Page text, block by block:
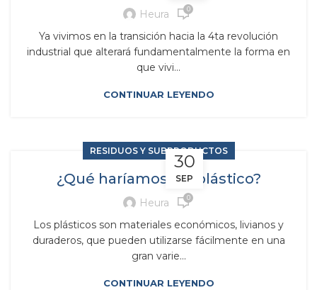
Heura 0
Ya vivimos en la transición hacia la 4ta revolución
industrial que alterará fundamentalmente la forma en
que vivi...
CONTINUAR LEYENDO
30
SEP
RESIDUOS Y SUBPRODUCTOS
¿Qué haríamos sin plástico?
Heura 0
Los plásticos son materiales económicos, livianos y
duraderos, que pueden utilizarse fácilmente en una
gran varie...
CONTINUAR LEYENDO